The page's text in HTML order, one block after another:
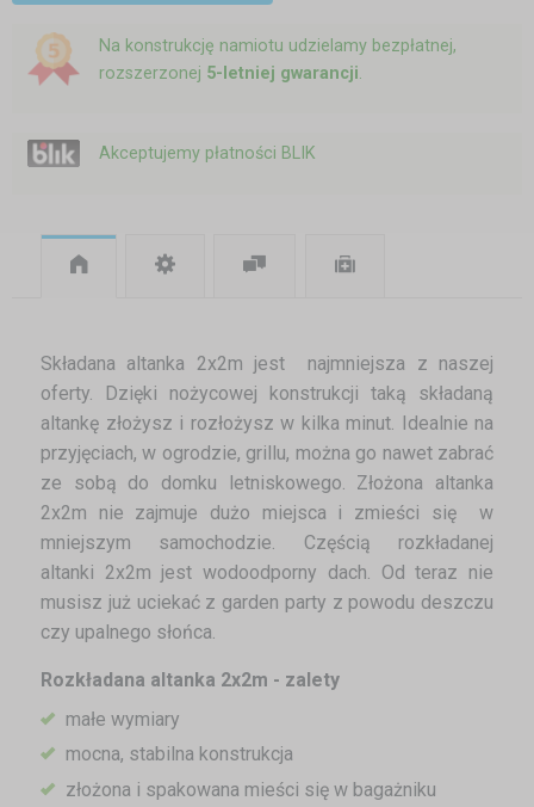
Na konstrukcję namiotu udzielamy bezpłatnej,
rozszerzonej 5-letniej gwarancji.
Akceptujemy płatności BLIK
Składana altanka 2x2m jest najmniejsza z naszej
oferty. Dzięki nożycowej konstrukcji taką składaną
altankę złożysz i rozłożysz w kilka minut. Idealnie na
przyjęciach, w ogrodzie, grillu, można go nawet zabrać
ze sobą do domku letniskowego. Złożona altanka
2x2m nie zajmuje dużo miejsca i zmieści się w
mniejszym samochodzie. Częścią rozkładanej
altanki 2x2m jest wodoodporny dach. Od teraz nie
musisz już uciekać z garden party z powodu deszczu
czy upalnego słońca.
Rozkładana altanka 2x2m - zalety
małe wymiary
mocna, stabilna konstrukcja
złożona i spakowana mieści się w bagażniku